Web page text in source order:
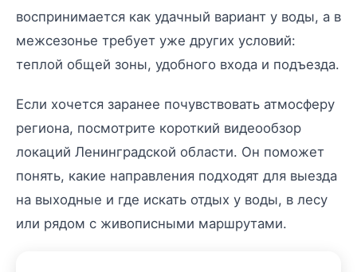
воспринимается как удачный вариант у воды, а в
межсезонье требует уже других условий:
теплой общей зоны, удобного входа и подъезда.
Если хочется заранее почувствовать атмосферу
региона, посмотрите короткий видеообзор
локаций Ленинградской области. Он поможет
понять, какие направления подходят для выезда
на выходные и где искать отдых у воды, в лесу
или рядом с живописными маршрутами.